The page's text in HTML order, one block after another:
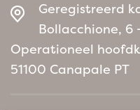
Geregistreerd
Bollacchione, 6
Operationeel
51100 Canapale PT